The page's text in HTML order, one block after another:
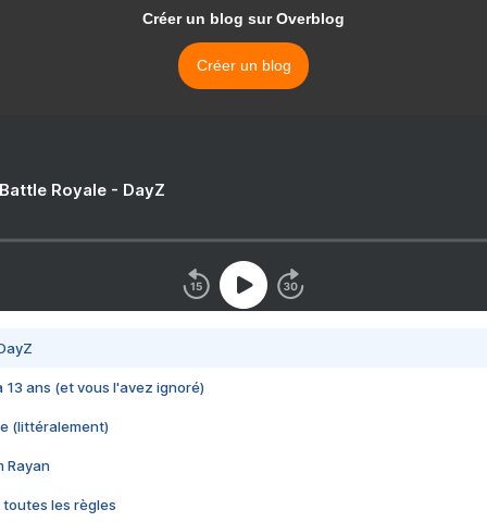
Créer un blog sur Overblog
Créer un blog
Royale - DayZ
13 ans (et vous l'avez ignoré)
(littéralement)
Rayan
toutes les règles